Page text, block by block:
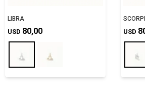
LIBRA
USD 80,00 USD